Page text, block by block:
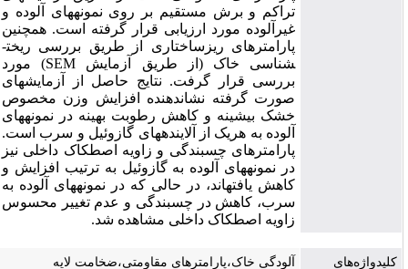
تراکم و برش مستقیم بر روی نمونه­های آلوده و
غیرآلوده مورد ارزیابی قرار گرفته است. همچنین
پارامترهای ریزساختاری از طریق بررسی ریخت­
شناسی خاک (از طریق آزمایش SEM) مورد
بررسی قرار گرفت. نتایج حاصل از آزمایش­های
صورت گرفته نشان­دهنده افزایش وزن مخصوص
خشک بیشینه و کاهش رطوبت بهینه در نمونه­های
آلوده به هریک از آلاینده­های گازوئیل و سرب است.
پارامترهای چسبندگی و زاویه اصطکاک داخلی نیز
در نمونه­های آلوده به گازوئیل به ترتیب افزایش و
کاهش یافته­اند، در حالی که در نمونه­های آلوده به
سرب، کاهش در چسبندگی و عدم تغییر محسوس
زاویه اصطکاک داخلی مشاهده شد.
کلیدواژه‌های
آلودگی خاک،پارامترهای مقاومتی،ضخامت لایه